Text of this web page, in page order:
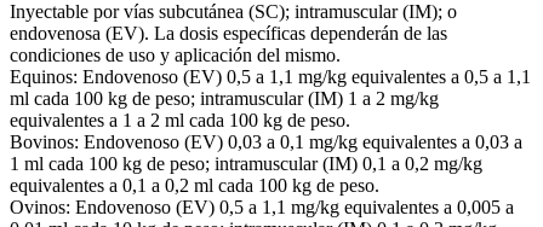
Inyectable por vías subcutánea (SC); intramuscular (IM); o
endovenosa (EV). La dosis específicas dependerán de las
condiciones de uso y aplicación del mismo.
Equinos: Endovenoso (EV) 0,5 a 1,1 mg/kg equivalentes a 0,5 a 1,1
ml cada 100 kg de peso; intramuscular (IM) 1 a 2 mg/kg
equivalentes a 1 a 2 ml cada 100 kg de peso.
Bovinos: Endovenoso (EV) 0,03 a 0,1 mg/kg equivalentes a 0,03 a
1 ml cada 100 kg de peso; intramuscular (IM) 0,1 a 0,2 mg/kg
equivalentes a 0,1 a 0,2 ml cada 100 kg de peso.
Ovinos: Endovenoso (EV) 0,5 a 1,1 mg/kg equivalentes a 0,005 a